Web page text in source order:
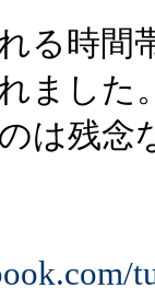
る時間
ました
は残念